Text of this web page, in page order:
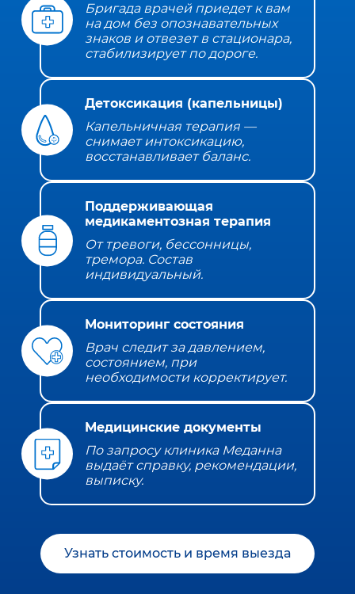
Бригада врачей приедет к вам
на дом без опознавательных
знаков и отвезет в стационара,
стабилизирует по дороге.
Детоксикация (капельницы)
Капельничная терапия —
снимает интоксикацию,
восстанавливает баланс.
Поддерживающая
медикаментозная терапия
От тревоги, бессонницы,
тремора. Состав
индивидуальный.
Мониторинг состояния
Врач следит за давлением,
состоянием, при
необходимости корректирует.
Медицинские документы
По запросу клиника Меданна
выдаёт справку, рекомендации,
выписку.
Узнать стоимость и время выезда